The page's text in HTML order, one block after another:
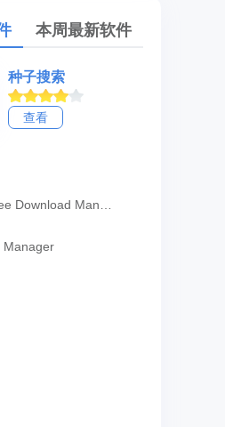
本周最新软件
种子搜索
查看
Manager